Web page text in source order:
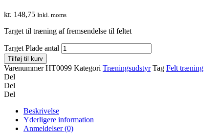
kr. 148,75 Inkl. moms
Target til træning af fremsendelse til feltet
Target Plade antal
Tilføj til kurv
VarenummerHT0099 Kategori Træningsudstyr Tag Felt træning
Del
Del
Del
Beskrivelse
Yderligere information
Anmeldelser (0)